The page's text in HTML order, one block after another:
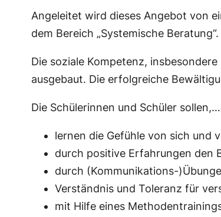
Angeleitet wird dieses Angebot von
dem Bereich „Systemische Beratung“.
Die soziale Kompetenz,
ausgebaut. Die erfolgreiche
Die Schülerinnen und Schüler sollen,…
lernen die Gefühle von sich und
durch positive Erfahrungen den
durch (Kommunikations-
Verständnis und Toleranz für
mit Hilfe eines